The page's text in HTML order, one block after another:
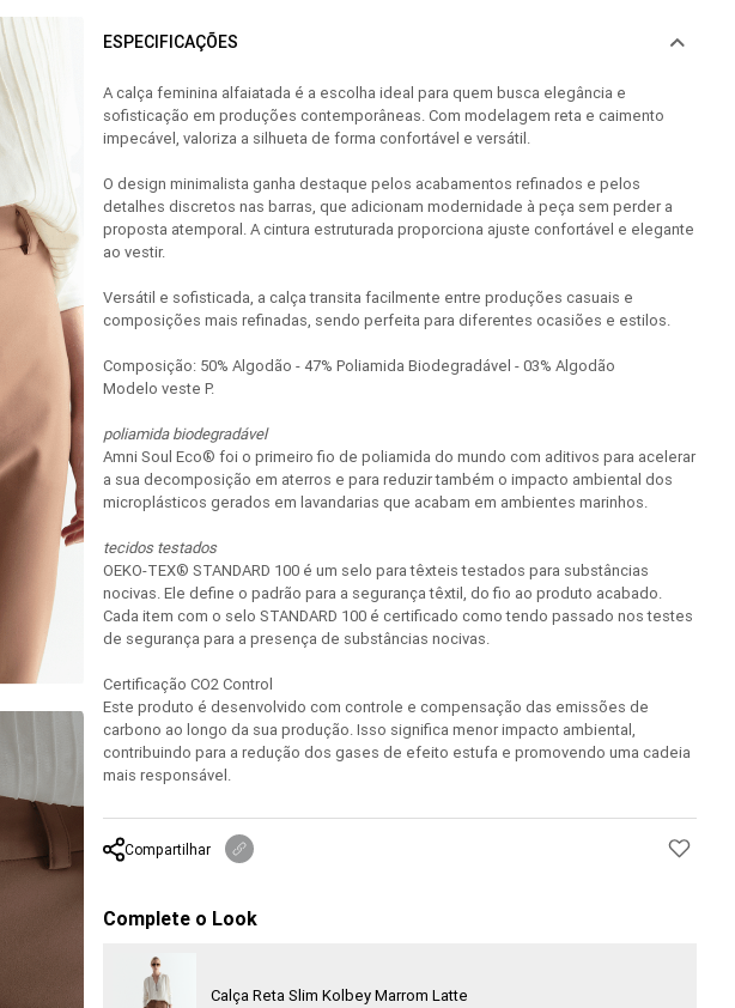
ESPECIFICAÇÕES
A calça feminina alfaiatada é a escolha ideal para quem busca elegância e
sofisticação em produções contemporâneas. Com modelagem reta e caimento
impecável, valoriza a silhueta de forma confortável e versátil.
O design minimalista ganha destaque pelos acabamentos refinados e pelos
detalhes discretos nas barras, que adicionam modernidade à peça sem perder a
proposta atemporal. A cintura estruturada proporciona ajuste confortável e elegante
ao vestir.
Versátil e sofisticada, a calça transita facilmente entre produções casuais e
composições mais refinadas, sendo perfeita para diferentes ocasiões e estilos.
Composição: 50% Algodão - 47% Poliamida Biodegradável - 03% Algodão
Modelo veste P.
poliamida biodegradável
Amni Soul Eco® foi o primeiro fio de poliamida do mundo com aditivos para acelerar
a sua decomposição em aterros e para reduzir também o impacto ambiental dos
microplásticos gerados em lavandarias que acabam em ambientes marinhos.
tecidos testados
OEKO-TEX® STANDARD 100 é um selo para têxteis testados para substâncias
nocivas. Ele define o padrão para a segurança têxtil, do fio ao produto acabado.
Cada item com o selo STANDARD 100 é certificado como tendo passado nos testes
de segurança para a presença de substâncias nocivas.
Certificação CO2 Control
Este produto é desenvolvido com controle e compensação das emissões de
carbono ao longo da sua produção. Isso significa menor impacto ambiental,
contribuindo para a redução dos gases de efeito estufa e promovendo uma cadeia
mais responsável.
Compartilhar
Complete o Look
Calça Reta Slim Kolbey Marrom Latte